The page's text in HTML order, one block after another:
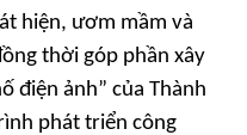
hiện, ươm mầm và
thời góp phần xây
điện ảnh” của Thành
phát triển công